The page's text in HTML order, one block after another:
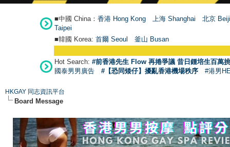
■中國 China： 香港 Hong Kong 上海 Shanghai
北京
Taipei
■韓國 Korea: 首爾 Seoul 釜山 Busan
Hot Search: #前香港先生 Flow 再捲爭議 昔日鍾培生百萬
國泰男男廣告
#【恐同矮仔】擾亂香港機場秩序 #港男
HKGAY 同志資訊平台
Board Message